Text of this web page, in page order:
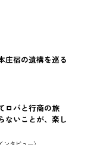
庄宿の遺構を巡る
ロバと行商の旅
ないことが、楽し